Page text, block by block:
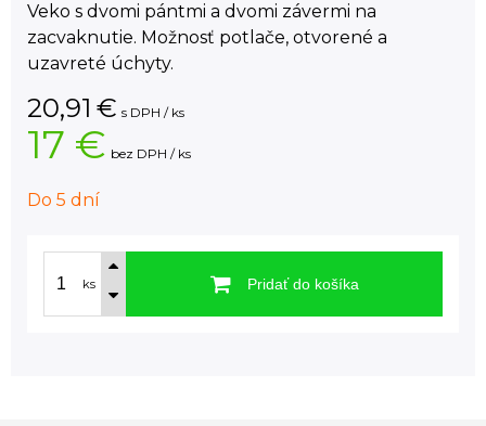
Veko s dvomi pántmi a dvomi závermi na
zacvaknutie. Možnosť potlače, otvorené a
uzavreté úchyty.
20,91 € s DPH / ks
17 € bez DPH / ks
Do 5 dní
ks Pridať do košíka